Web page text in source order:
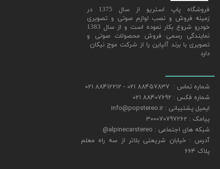
​فروشگاه پاپ استریو از سال 1375 در
زمینه فروش و نصب لوازم صوتی و تصویری
خودرو شروع بکار نموده است و از سال 1383
نمایندگی رسمی فروش محصولات صوتی و
تصویری با برند آلپاین را از شرکت موج نیکان
دارد
شماره تماس : 88457837 021 - 88412212 021
شماره فکس : 88407692 021
ایمیل پشتیبانی : info@popstereo.ir
پیامک : 300070797262
شبکه های اجتماعی : alpinecarstereo@
​​​​​​​آدرس : خیابان شریعتی بلاتر از سه راه معلم
پلاک 664